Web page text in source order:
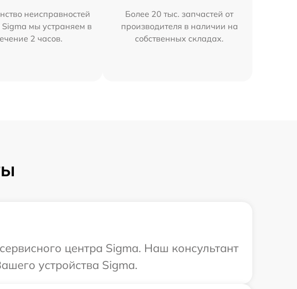
неисправностей
Sigma мы устраняем в
2 часов.
Более 20 тыс. запчастей от
производителя в наличии на
собственных складах.
центра Sigma. Наш консультант
устройства Sigma.